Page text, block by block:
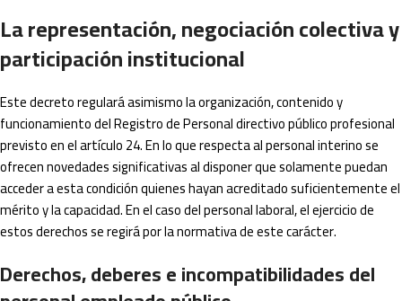
La representación, negociación colectiva y
participación institucional
Este decreto regulará asimismo la organización, contenido y
funcionamiento del Registro de Personal directivo público profesional
previsto en el artículo 24. En lo que respecta al personal interino se
ofrecen novedades significativas al disponer que solamente puedan
acceder a esta condición quienes hayan acreditado suficientemente el
mérito y la capacidad. En el caso del personal laboral, el ejercicio de
estos derechos se regirá por la normativa de este carácter.
Derechos, deberes e incompatibilidades del